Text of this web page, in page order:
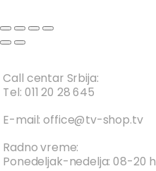
Call centar Srbija:
Tel: 011 20 28 645
E-mail: office@tv-shop.tv
Radno vreme:
Ponedeljak-nedelja: 08-20 h